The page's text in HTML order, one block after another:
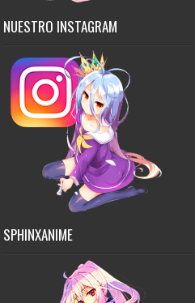
NUESTRO INSTAGRAM
SPHINXANIME